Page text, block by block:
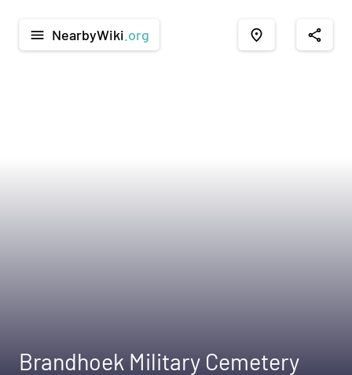
menu NearbyWiki .org place share
Brandhoek Military Cemetery